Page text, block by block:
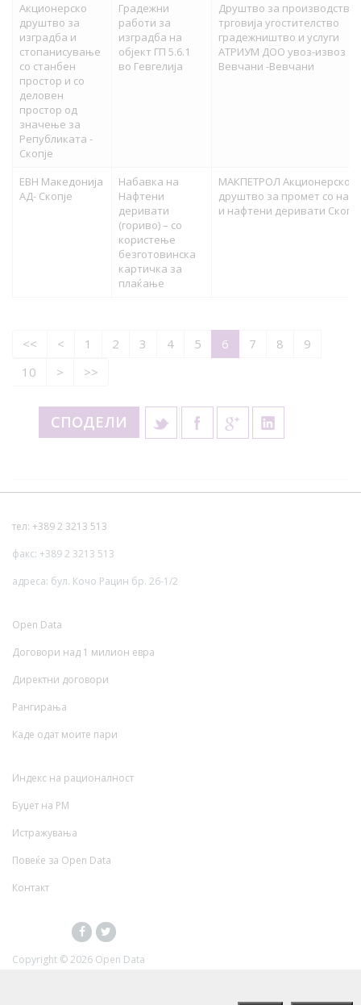
Акционерско
друштво за
изградба и
стопанисување
со станбен
простор и со
деловен
простор од
значење за
Републиката -
Скопје
Градежни
работи за
изградба на
објект ГП 5.6.1
во Гевгелија
Друштво за производство
трговија угостителство
градежништво и услуги
АТРИУМ ДОО увоз-извоз
Вевчани -Вевчани
ЕВН Македонија
АД- Скопје
Набавка на
Нафтени
деривати
(гориво) – со
користење
безготовинска
картичка за
плаќање
МАКПЕТРОЛ Акционерско
друштво за промет со
и нафтени деривати Скопје
<< < 1 2 3 4 5 6 7 8
9
10
> >>
СПОДЕЛИ
тел: +389 2 3213 513
факс: +389 2 3213 513
адреса: бул. Кочо Рацин бр. 26-1/2
Open Data
Договори над 1 милион евра
Директни договори
Рангирања
Каде одат моите пари
Индекс на рационалност
Буџет на РМ
Истражувања
Повеќе за Open Data
Контакт
Copyright ©2026 Open Data